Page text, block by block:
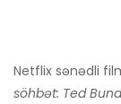
Netflix sənədli
söhbət: Ted